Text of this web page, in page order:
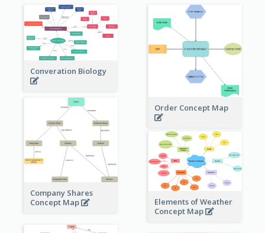
Converation Biology
Order Concept Map
Company Shares
Concept Map
Elements of Weather
Concept Map